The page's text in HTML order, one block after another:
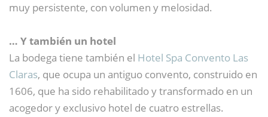
muy persistente, con volumen y melosidad.
… Y también un hotel
La bodega tiene también el Hotel Spa Convento Las
Claras, que ocupa un antiguo convento, construido en
1606, que ha sido rehabilitado y transformado en un
acogedor y exclusivo hotel de cuatro estrellas.